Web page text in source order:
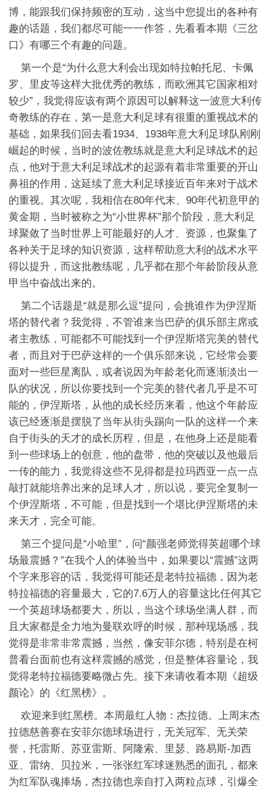
博，能跟我们保持频密的互动，这当中您提出的各种有
趣的话题，我们都尽可能一一作答，先看看本期《三岔
口》有哪三个有趣的问题。
第一个是“为什么意大利会出现如特拉帕托尼、卡佩
罗、里皮等这样大批优秀的教练，而欧洲其它国家相对
较少”，我觉得应该有两个原因可以解释这一波意大利传
奇教练的存在，第一是意大利足球有很重的重视战术的
基础，如果我们回去看1934、1938年意大利足球队刚刚
崛起的时候，当时的波佐教练就是意大利足球战术的起
点，他对于意大利足球战术的起源有着非常重要的开山
鼻祖的作用，这延续了意大利足球接近百年来对于战术
的重视。其次呢，我相信在80年代末、90年代初意甲的
黄金期，当时被称之为“小世界杯”那个阶段，意大利足
球聚敛了当时世界上可能最好的人才、资源，也聚集了
各种关于足球的知识资源，这样帮助意大利的战术水平
得以提升，而这批教练呢，几乎都在那个年龄阶段从意
甲当中奋战出来的。
第二个话题是“就是那么逗”提问，会挑谁作为伊涅斯
塔的替代者？我觉得，不管谁来当巴萨的俱乐部主席或
者主教练，可能都不可能找到一个伊涅斯塔完美的替代
者，而且对于巴萨这样的一个俱乐部来说，它经常会要
面对一些巨星离队，或者说因为年龄老化而逐渐淡出一
队的状况，所以你要找到一个完美的替代者几乎是不可
能的，伊涅斯塔，从他的成长经历来看，他这个年龄应
该已经逐渐是摆脱了当年从街头踢向一队的这样一个来
自于街头的天才的成长历程，但是，在他身上还是能看
到一些球场上的创意，他的盘带，他的突破以及他最后
一传的能力，我觉得这些不见得都是拉玛西亚一点一点
敲打就能培养出来的足球人才，所以说，要完全复制一
个伊涅斯塔，不可能，但是找到一个堪比伊涅斯塔的未
来天才，完全可能。
第三个提问是“小哈里”，问“颜强老师觉得英超哪个球
场最震撼？”在我个人的体验当中，如果要以“震撼”这两
个字来形容的话，我觉得可能还是老特拉福德，因为老
特拉福德的容量最大，它的7.6万人的容量这比任何其它
一个英超球场都要大，所以，当这个球场坐满人群，而
且大家都是全力地为曼联欢呼的时候，那种现场感，我
觉得是非常非常震撼，当然，像安菲尔德，特别是在柯
普看台面前也有这样震撼的感觉，但是整体容量论，我
觉得老特拉福德要略微占先。接下来请收看本期《超级
颜论》的《红黑榜》。
欢迎来到红黑榜。本周最红人物：杰拉德。上周末杰
拉德慈善赛在安菲尔德球场进行，无关冠军、无关荣
誉，托雷斯、苏亚雷斯、阿隆索、里瑟、路易斯-加西
亚、雷纳、贝拉米，一张张红军球迷熟悉的面孔，都来
为红军队魂捧场，杰拉德也亲自打入两粒点球，引爆全